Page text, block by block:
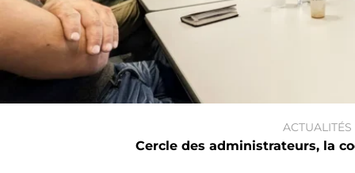
ACTUALITÉS
Cercle des administrateurs, la